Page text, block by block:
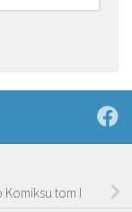
tom I